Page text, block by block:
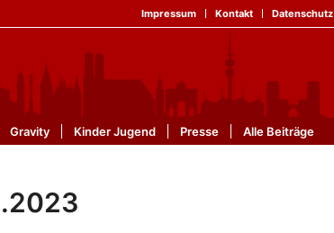
Impressum Kontakt Datenschutz
Gravity Kinder Jugend Presse Alle Beiträge